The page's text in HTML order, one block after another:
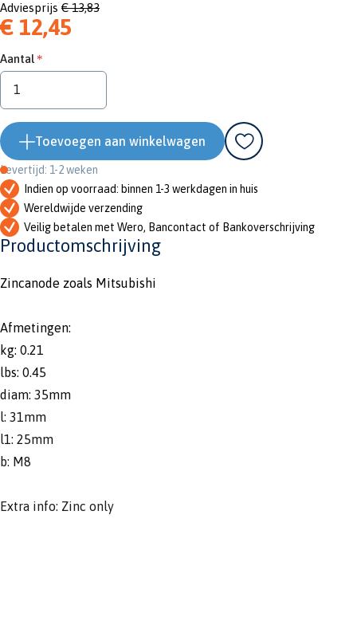
Adviesprijs € 13,83
€ 12,45
Aantal
Toevoegen aan winkelwagen
Levertijd: 1-2 weken
Indien op voorraad: binnen 1-3 werkdagen in huis
Wereldwijde verzending
Veilig betalen met Wero, Bancontact of Bankoverschrijving
Productomschrijving
Zincanode zoals Mitsubishi
Afmetingen:
kg: 0.21
lbs: 0.45
diam: 35mm
l: 31mm
l1: 25mm
b: M8
Extra info: Zinc only